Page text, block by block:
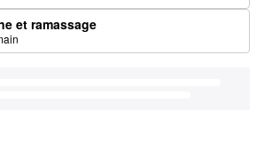
et ramassage